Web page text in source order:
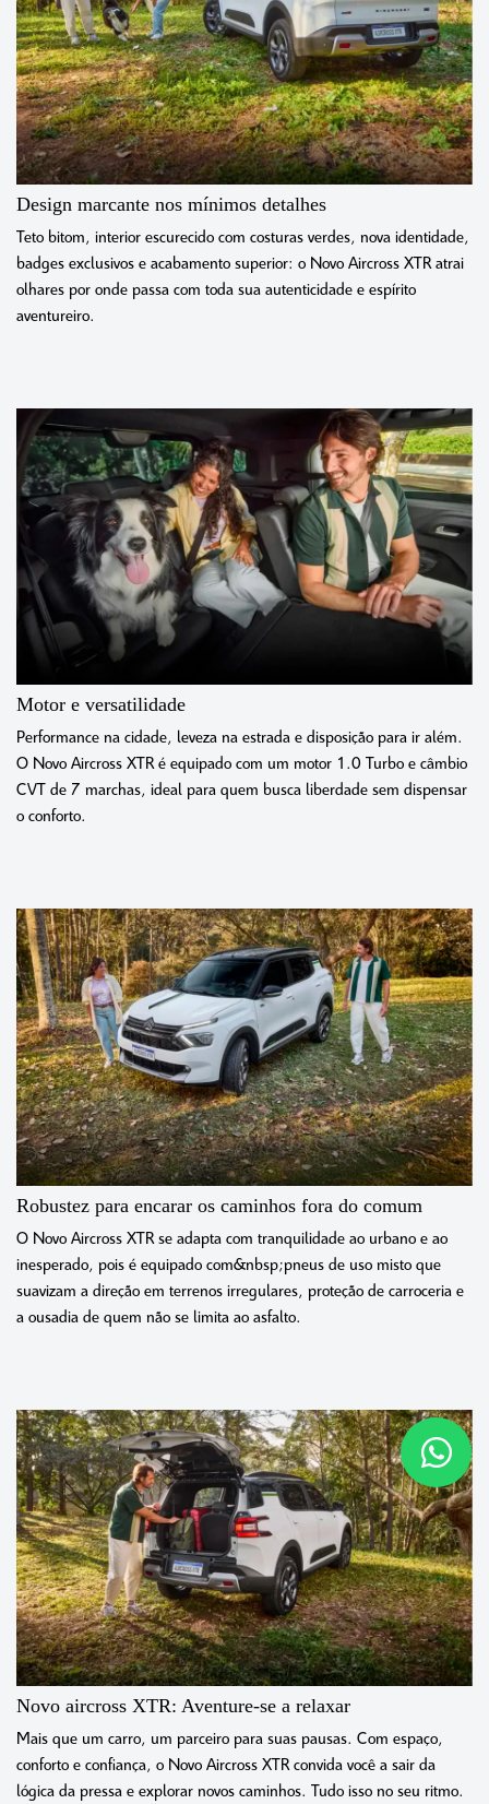
Design marcante nos mínimos detalhes
Teto bitom, interior escurecido com costuras verdes, nova identidade,
badges exclusivos e acabamento superior: o Novo Aircross XTR atrai
olhares por onde passa com toda sua autenticidade e espírito
aventureiro.
Motor e versatilidade
Performance na cidade, leveza na estrada e disposição para ir além.
O Novo Aircross XTR é equipado com um motor 1.0 Turbo e câmbio
CVT de 7 marchas, ideal para quem busca liberdade sem dispensar
o conforto.
Robustez para encarar os caminhos fora do comum
O Novo Aircross XTR se adapta com tranquilidade ao urbano e ao
inesperado, pois é equipado com&nbsp;pneus de uso misto que
suavizam a direção em terrenos irregulares, proteção de carroceria e
a ousadia de quem não se limita ao asfalto.
Novo aircross XTR: Aventure-se a relaxar
Mais que um carro, um parceiro para suas pausas. Com espaço,
conforto e confiança, o Novo Aircross XTR convida você a sair da
lógica da pressa e explorar novos caminhos. Tudo isso no seu ritmo.